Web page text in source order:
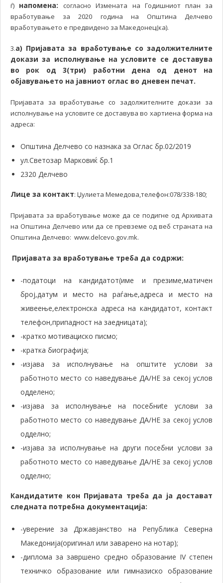
ѓ) напомена: согласно Измената на Годишниот план за
вработување за 2020 година на Општина Делчево
вработувањето е предвидено за Македонец(ка).
3.а) Пријавата за вработување со задолжителните
докази за исполнување на условите се доставува
во рок од 3(три) работни дена од денот на
објавувањето на јавниот оглас во дневен печат.
Пријавата за вработување со задолжителните докази за
исполнување на условите се доставува во хартиена форма на
адреса:
Општина Делчево со назнака за Оглас бр.02/2019
ул.Светозар Марковиќ бр.1
2320 Делчево
Лице за контакт: Џулиета Мемедова,телефон:078/338-180;
Пријавата за вработување може да се подигне од Архивата
на Општина Делчево или да се превземе од веб страната на
Oпштина Делчево: www.delcevo.gov.mk.
Пријавата за вработување треба да содржи:
-податоци на кандидатот(име и презиме,матичен
број,датум и место на раѓање,адреса и место на
живеење,електронска адреса на кандидатот, контакт
телефон,припадност на заедницата);
-кратко мотивациско писмо;
-кратка биографија;
-изјава за исполнување на општите услови за
работното место со наведување ДА/НЕ за секој услов
одделено;
-изјава за исполнување на посебниte услови за
работното место со наведување ДА/НЕ за секој услов
одделно;
-изјава за исполнување на други посебни услови за
работното место со наведување ДА/НЕ за секој услов
одделно;
Кандидатите кон Пријавата треба да ја достават
следната потребна документација:
-уверение за Државјанство на Република Северна
Македонија(оригинал или заварено на нотар);
-диплома за завршено средно образование IV степен
техничко образование или гимназиско образование